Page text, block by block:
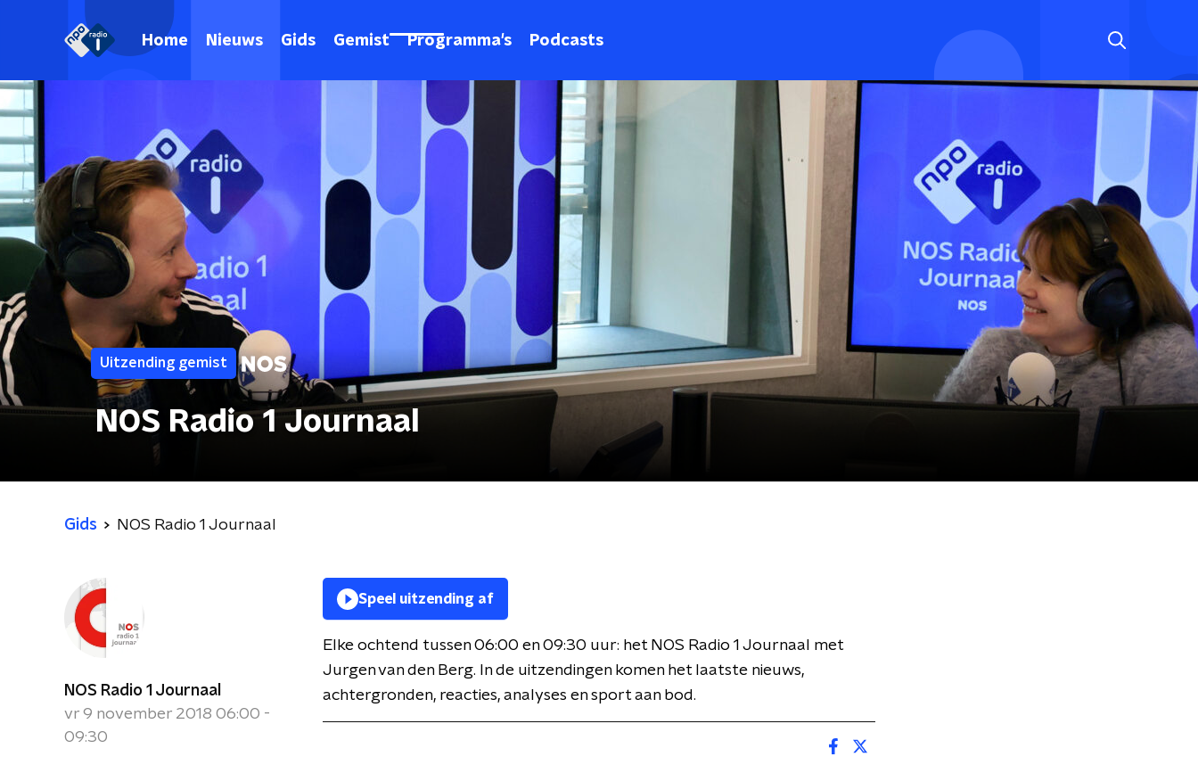
Home Nieuws Gids Gemist Programma's Podcasts
Uitzending gemist
NOS Radio 1 Journaal
Gids NOS Radio 1 Journaal
NOS Radio 1 Journaal
vr 9 november 2018 06:00 -
09:30
Speel uitzending af
Elke ochtend tussen 06:00 en 09:30 uur: het NOS Radio 1 Journaal met
Jurgen van den Berg. In de uitzendingen komen het laatste nieuws,
achtergronden, reacties, analyses en sport aan bod.